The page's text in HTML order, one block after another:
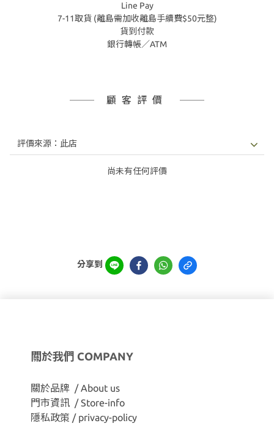
Line Pay
7-11取貨 (離島需加收離島手續費$50元整)
貨到付款
銀行轉帳／ATM
顧客評價
尚未有任何評價
分享到
關於我們 COMPANY
關於品牌 / About us
門市資訊 / Store-info
隱私政策 / privacy-policy